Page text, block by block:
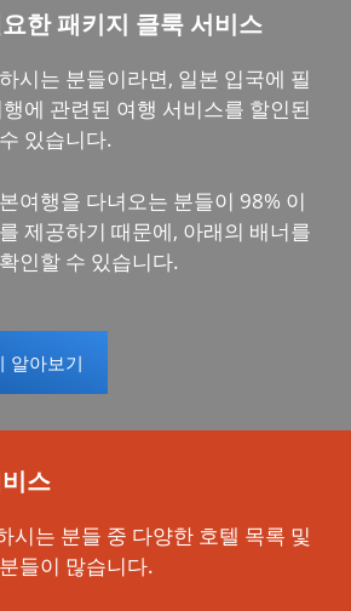
한 패키지 클룩 서비스
시는 분들이라면, 일본 입국에 필
에 관련된 여행 서비스를 할인된
있습니다.
여행을 다녀오는 분들이 98% 이
제공하기 때문에, 아래의 배너를
인할 수 있습니다.
알아보기
스
시는 분들 중 다양한 호텔 목록 및
들이 많습니다.